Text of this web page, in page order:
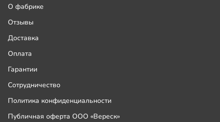
О фабрике
Отзывы
Доставка
Оплата
Гарантии
Сотрудничество
Политика конфиденциальности
Публичная оферта ООО «Вереск»